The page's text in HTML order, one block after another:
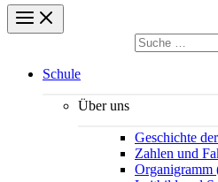
Suchen
nach:
Schule
Über uns
Geschichte
Zahlen und
Organigramm